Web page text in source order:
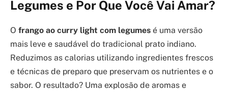
Legumes e Por Que Você Vai Amar?
O frango ao curry light com legumes é uma versão
mais leve e saudável do tradicional prato indiano.
Reduzimos as calorias utilizando ingredientes frescos
e técnicas de preparo que preservam os nutrientes e o
sabor. O resultado? Uma explosão de aromas e